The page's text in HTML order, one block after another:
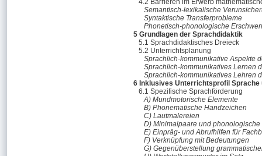
4.2 Barrieren im Erwerb
Semantisch-lexikalische
Syntaktische Transferprobleme
Phonetisch-phonologische
5 Grundlagen der Sprachdidaktik
5.1 Sprachdidaktisches Dreieck
5.2 Unterrichtsplanung
Sprachlich-kommunikative Aspekte
Sprachlich-kommunikatives Lernen
Sprachlich-kommunikatives Lehren
6 Inklusives Unterrichtsprofil Sprache
6.1 Spezifische Sprachförderung
A) Mundmotorische Elemente
B) Phonematische Handzeichen
C) Lautmalereien
D) Minimalpaare und phonologische
E) Einpräg- und Abrufhilfen für
F) Verknüpfung mit Bedeutungen
G) Gegenüberstellung